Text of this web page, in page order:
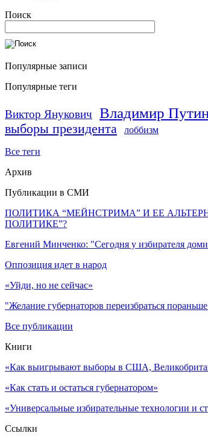
Поиск
Популярные записи
Популярные теги
Виктор Янукович Владимир
выборы президента лоббизм
Все теги
Архив
Публикации в СМИ
ПОЛИТИКА “МЕЙНСТРИМА” И ЕЕ
ПОЛИТИКЕ”?
Евгений Минченко: "Сегодня у избирателя
Оппозиция идет в народ
«Уйди, но не сейчас»
"Желание губернаторов переизбраться
Все публикации
Книги
«Как выигрывают выборы в США,
«Как стать и остаться губернатором»
«Универсальные избирательные технологии и
Ссылки